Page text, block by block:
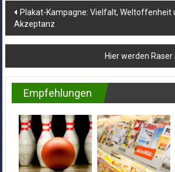
Beitragsnavigation
Plakat-Kampagne: Vielfalt, Weltoffenheit
Akzeptanz
Hier werden
Empfehlungen